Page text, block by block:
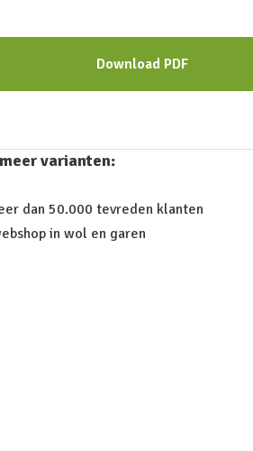
Download PDF
varianten:
dan 50.000 tevreden klanten
in wol en garen